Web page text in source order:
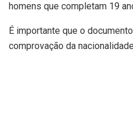
homens que completam 19
É importante que o
comprovação da